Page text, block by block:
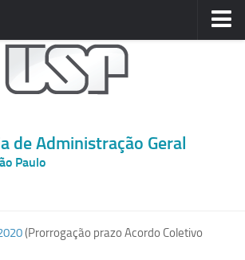
de Administração Geral
Paulo
(Prorrogação prazo Acordo Coletivo